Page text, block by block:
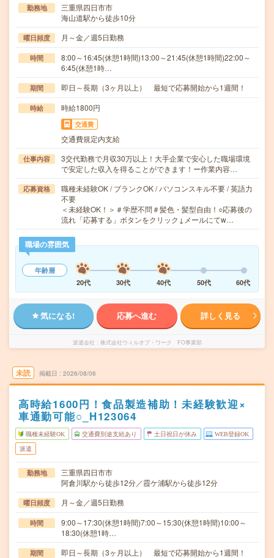
勤務地
三重県四日市市
海山道駅から徒歩10分
曜日頻度 月～金／週5日勤務
時間
8:00～16:45(休憩1時間)13:00～21:45(休憩1時間)22:00～
6:45(休憩1時…
期間 即日～長期（3ヶ月以上） 最短で応募開始から1週間！
時給 時給1800円
交通費
交通費規定内支給
仕事内容
3交代勤務で月収30万以上！大手企業で安心した職場環境
で安定した収入を得ることができます！ー作業内容…
応募資格
職種未経験OK / ブランクOK / パソコンスキル不要 / 英語力
不要
＜未経験OK！＞＃学歴不問＃髪色・髪型自由！○応募後の
流れ「応募する」ボタンをクリック↓メールにてw…
職場の雰囲気
年齢層
20代
30代 40代 50代 60代
気になる! 応募へ進む 詳しく見る
派遣会社 株式会社ウィルオブ・ワーク FO事業部
未読 掲載日 2026/08/06
高時給1600円！食品製造補助！未経験歓迎×
車通勤可能○_H123064
職種未経験OK 交通費別途支給あり 土日祝日が休み WEB登録OK
派遣
勤務地
三重県四日市市
阿倉川駅から徒歩12分／霞ケ浦駅から徒歩12分
曜日頻度 月～金／週5日勤務
時間
9:00～17:30(休憩1時間)7:00～15:30(休憩1時間)10:00～
18:30(休憩1時…
期間 即日～長期（3ヶ月以上） 最短で応募開始から1週間！